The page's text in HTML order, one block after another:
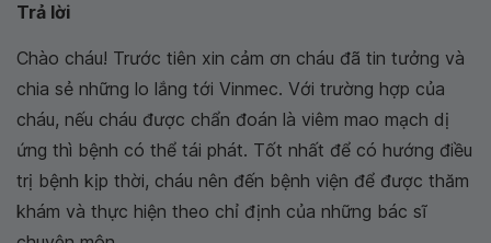
Trả lời
Chào cháu! Trước tiên xin cảm ơn cháu đã tin tưởng và
chia sẻ những lo lắng tới Vinmec. Với trường hợp của
cháu, nếu cháu được chẩn đoán là viêm mao mạch dị
ứng thì bệnh có thể tái phát. Tốt nhất để có hướng điều
trị bệnh kịp thời, cháu nên đến bệnh viện để được thăm
khám và thực hiện theo chỉ định của những bác sĩ